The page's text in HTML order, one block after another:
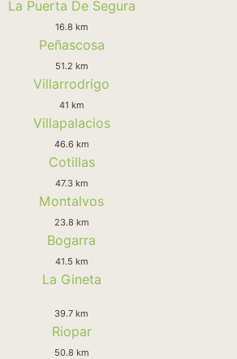
La Puerta De Segura
16.8 km
Peñascosa
51.2 km
Villarrodrigo
41 km
Villapalacios
46.6 km
Cotillas
47.3 km
Montalvos
23.8 km
Bogarra
41.5 km
La Gineta
39.7 km
Riopar
50.8 km